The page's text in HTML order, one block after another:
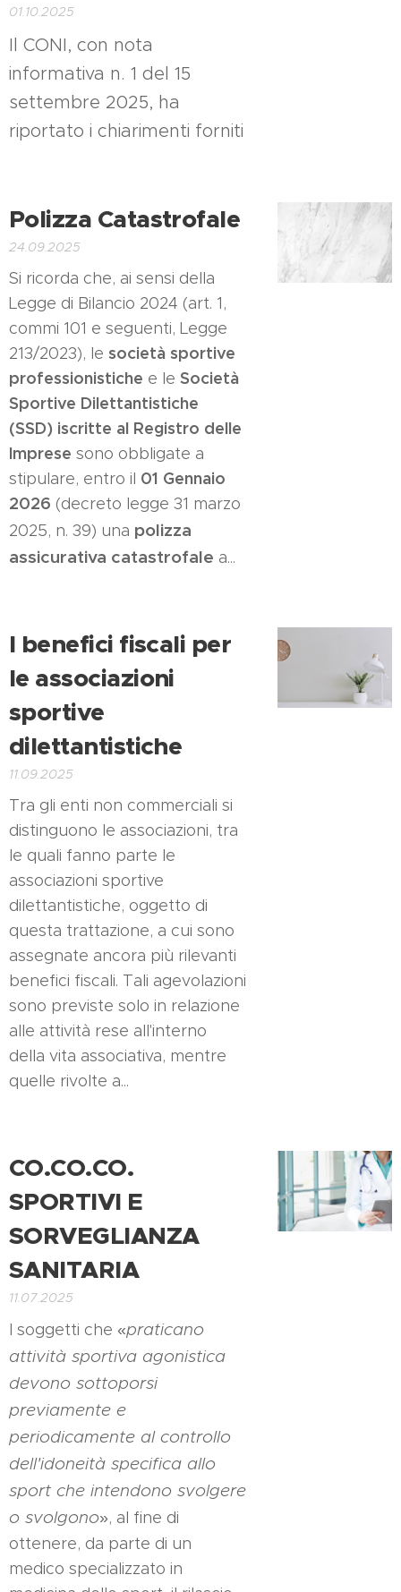
01.10.2025
Il CONI, con nota
informativa n. 1 del 15
settembre 2025, ha
riportato i chiarimenti forniti
Polizza Catastrofale
24.09.2025
Si ricorda che, ai sensi della
Legge di Bilancio 2024 (art. 1,
commi 101 e seguenti, Legge
213/2023), le società sportive
professionistiche e le Società
Sportive Dilettantistiche
(SSD) iscritte al Registro delle
Imprese sono obbligate a
stipulare, entro il 01 Gennaio
2026 (decreto legge 31 marzo
2025, n. 39) una polizza
assicurativa catastrofale a...
I benefici fiscali per
le associazioni
sportive
dilettantistiche
11.09.2025
Tra gli enti non commerciali si
distinguono le associazioni, tra
le quali fanno parte le
associazioni sportive
dilettantistiche, oggetto di
questa trattazione, a cui sono
assegnate ancora più rilevanti
benefici fiscali. Tali agevolazioni
sono previste solo in relazione
alle attività rese all'interno
della vita associativa, mentre
quelle rivolte a...
CO.CO.CO.
SPORTIVI E
SORVEGLIANZA
SANITARIA
11.07.2025
I soggetti che «praticano
attività sportiva agonistica
devono sottoporsi
previamente e
periodicamente al controllo
dell'idoneità specifica allo
sport che intendono svolgere
o svolgono», al fine di
ottenere, da parte di un
medico specializzato in